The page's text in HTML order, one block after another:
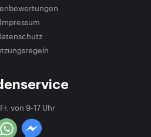
Impressum
von 9-17 Uhr